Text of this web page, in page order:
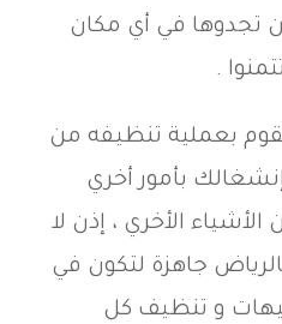
تجدوها في أي مكان
.
بعملية تنظيفه من
بأمور أخري
الأخري ، إذن لا
جاهزة لتكون في
و تنظيف كل